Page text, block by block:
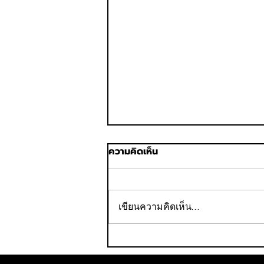
Staybridge Suites
ความคิดเห็น
เขียนความคิดเห็น…